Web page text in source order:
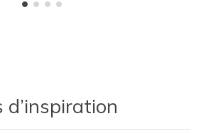
d’inspiration